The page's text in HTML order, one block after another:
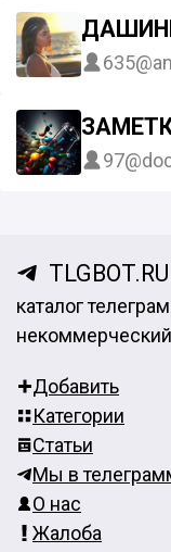
635
97
каталог
Добавить
Категории
Статьи
Мы в
О нас
Жалоба